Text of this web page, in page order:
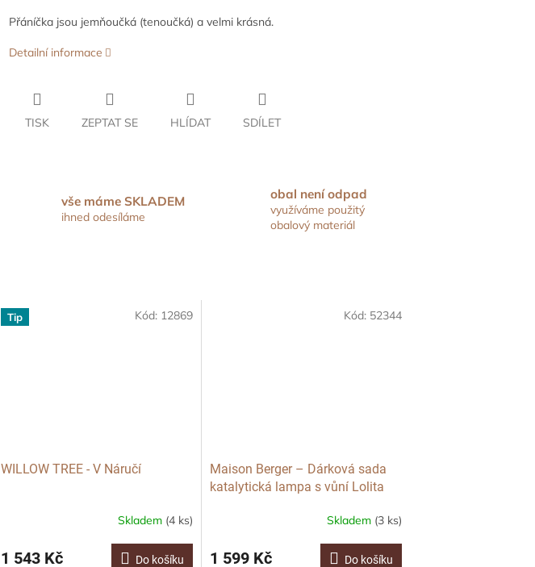
Přáníčka jsou jemňoučká (tenoučká) a velmi krásná.
Detailní informace
TISK ZEPTAT SE HLÍDAT SDÍLET
vše máme SKLADEM
ihned odesíláme
obal není odpad
využíváme použitý
obalový materiál
Tip
WILLOW TREE - V Náručí
Skladem (4 ks)
1 543 Kč Do košíku
Kód: 12869
Maison Berger – Dárková sada
katalytická lampa s vůní Lolita
Skladem (3 ks)
1 599 Kč Do košíku
Kód: 52344